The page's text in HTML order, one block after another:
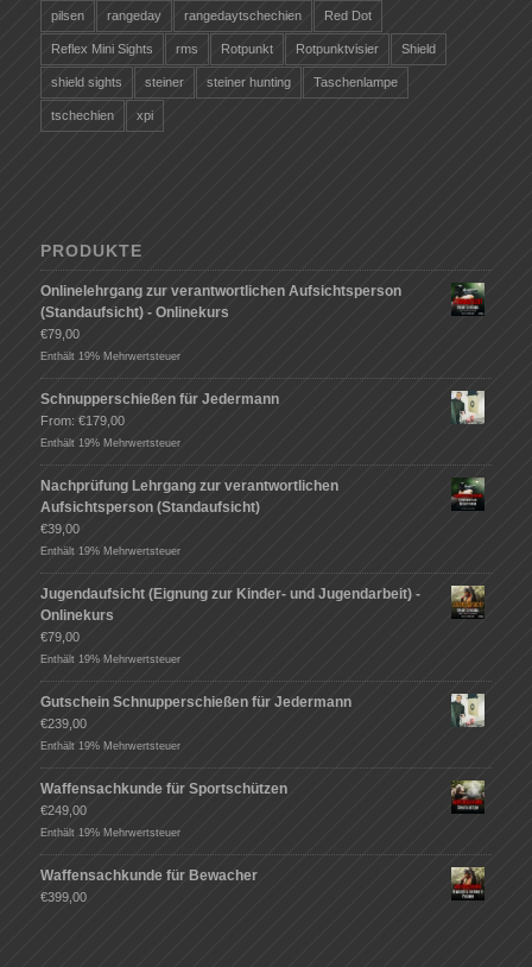
pilsen rangeday rangedaytschechien Red Dot
Reflex Mini Sights rms Rotpunkt Rotpunktvisier Shield
shield sights steiner steiner hunting Taschenlampe
tschechien xpi
PRODUKTE
Onlinelehrgang zur verantwortlichen Aufsichtsperson
(Standaufsicht) - Onlinekurs
€79,00
Enthält 19% Mehrwertsteuer
Schnupperschießen für Jedermann
From: €179,00
Enthält 19% Mehrwertsteuer
Nachprüfung Lehrgang zur verantwortlichen
Aufsichtsperson (Standaufsicht)
€39,00
Enthält 19% Mehrwertsteuer
Jugendaufsicht (Eignung zur Kinder- und Jugendarbeit) -
Onlinekurs
€79,00
Enthält 19% Mehrwertsteuer
Gutschein Schnupperschießen für Jedermann
€239,00
Enthält 19% Mehrwertsteuer
Waffensachkunde für Sportschützen
€249,00
Enthält 19% Mehrwertsteuer
Waffensachkunde für Bewacher
€399,00